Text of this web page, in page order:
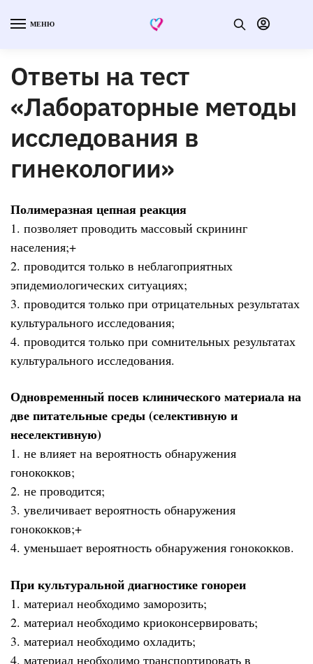
МЕНЮ
Ответы на тест
«Лабораторные методы
исследования в
гинекологии»
Полимеразная цепная реакция
1. позволяет проводить массовый скрининг
населения;+
2. проводится только в неблагоприятных
эпидемиологических ситуациях;
3. проводится только при отрицательных результатах
культурального исследования;
4. проводится только при сомнительных результатах
культурального исследования.
Одновременный посев клинического материала на
две питательные среды (селективную и
неселективную)
1. не влияет на вероятность обнаружения
гонококков;
2. не проводится;
3. увеличивает вероятность обнаружения
гонококков;+
4. уменьшает вероятность обнаружения гонококков.
При культуральной диагностике гонореи
1. материал необходимо заморозить;
2. материал необходимо криоконсервировать;
3. материал необходимо охладить;
4. материал необходимо транспортировать в